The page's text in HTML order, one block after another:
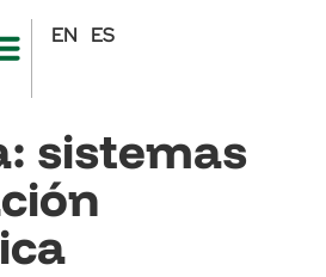
EN ES
sistemas